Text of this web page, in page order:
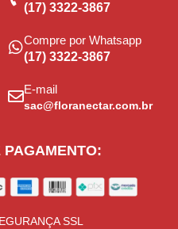
(17) 3322-3867
Compre por Whatsapp
(17) 3322-3867
E-mail
sac@floranectar.com.br
PAGAMENTO:
SSL